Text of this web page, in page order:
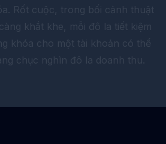
Rốt cuộc, trong bối cảnh thuật
khắt khe, mỗi đô la tiết kiệm
khóa cho một tài khoản có thể
chục nghìn đô la doanh thu.